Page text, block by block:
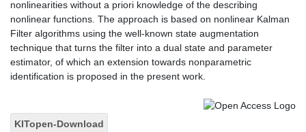
nonlinearities without a priori knowledge of the describing
nonlinear functions. The approach is based on nonlinear Kalman
Filter algorithms using the well-known state augmentation
technique that turns the filter into a dual state and parameter
estimator, of which an extension towards nonparametric
identification is proposed in the present work.
KITopen-Download